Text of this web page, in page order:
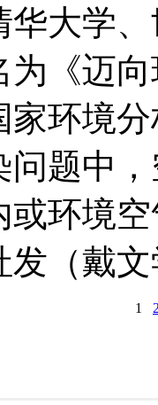
华大学
为《迈
家环境
问题中
或环境
（戴文
1